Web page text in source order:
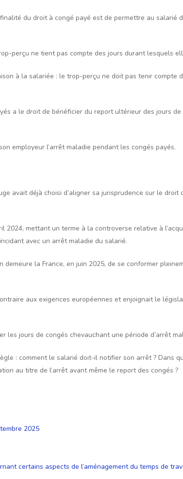
du droit à congé payé est de permettre au salarié
perçu ne tient pas compte des jours durant lesquels
à la salariée : le trop-perçu ne doit pas tenir compte
a le droit de bénéficier du report ultérieur des jours
employeur l’arrêt maladie pendant les congés payés.
avait déjà choisi d’aligner sa jurisprudence sur le droit
mettant un terme à la controverse relative à
avec un arrêt maladie du salarié.
la France, en juin 2025, de se conformer
aux exigences européennes et enjoignait le
jours de congés chevauchant une période d’arrêt
: comment le salarié doit-il notifier son arrêt ? Dans
au titre de l’arrêt avant même le report des congés ?
2025
certains aspects de l’aménagement du temps de